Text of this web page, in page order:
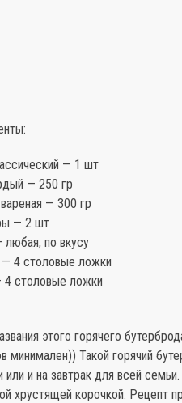
— 1 шт
— 250 гр
— 300 гр
— 2 шт
любая, по вкусу
4 столовые ложки
4 столовые ложки
этого горячего
минимален)) Такой горячий
или и на завтрак для всей
хрустящей корочкой. Рецепт